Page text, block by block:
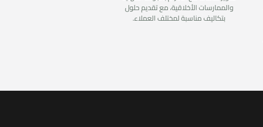
والممارسات الأخلاقية، مع تقديم حلول
بتكاليف مناسبة لمختلف العملاء.